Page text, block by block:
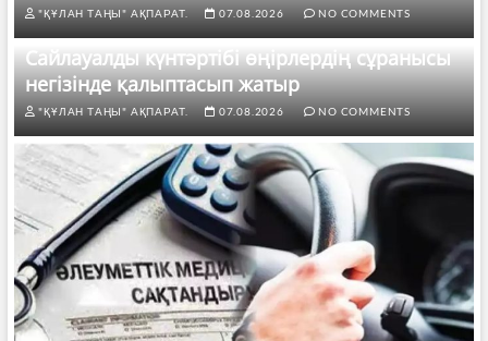
"ҚҰЛАН ТАҢЫ" АҚПАРАТ. 07.08.2026 NO COMMENTS
Сайлауалды күнтәртібі өңірлердің сұранысы
негізінде қалыптасып жатыр
"ҚҰЛАН ТАҢЫ" АҚПАРАТ. 07.08.2026 NO COMMENTS